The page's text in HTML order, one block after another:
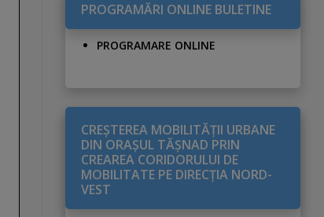
PROGRAMĂRI ONLINE BULETINE
PROGRAMARE ONLINE
CREŞTEREA MOBILITĂŢII URBANE
DIN ORAŞUL TĂŞNAD PRIN
CREAREA CORIDORULUI DE
MOBILITATE PE DIRECŢIA NORD-
VEST